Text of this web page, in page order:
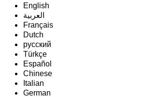
English
‏العربية‏
Français
Dutch
русский
Türkçe
Español
Chinese
Italian
German